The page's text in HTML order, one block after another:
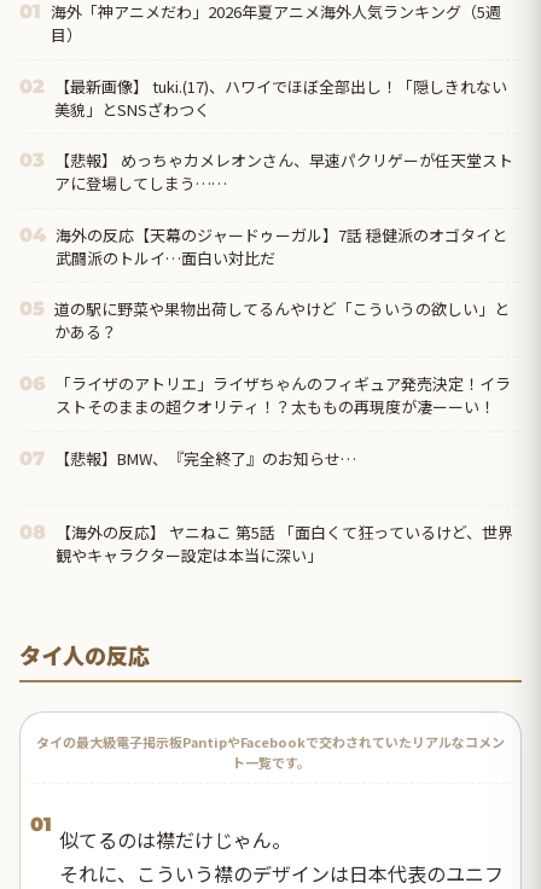
01 海外「神アニメだわ」2026年夏アニメ海外人気ランキング（5週
目）
02
【最新画像】 tuki.(17)、ハワイでほぼ全部出し！「隠しきれない
美貌」とSNSざわつく
03
【悲報】 めっちゃカメレオンさん、早速パクリゲーが任天堂スト
アに登場してしまう……
04 海外の反応【天幕のジャードゥーガル】7話 穏健派のオゴタイと
武闘派のトルイ…面白い対比だ
05 道の駅に野菜や果物出荷してるんやけど「こういうの欲しい」と
かある？
06
「ライザのアトリエ」ライザちゃんのフィギュア発売決定！イラ
ストそのままの超クオリティ！？太ももの再現度が凄ーーい！
07 【悲報】BMW、『完全終了』のお知らせ…
08
【海外の反応】 ヤニねこ 第5話 「面白くて狂っているけど、世界
観やキャラクター設定は本当に深い」
タイ人の反応
タイの最大級電子掲示板PantipやFacebookで交わされていたリアルなコメン
ト一覧です。
01
似てるのは襟だけじゃん。
それに、こういう襟のデザインは日本代表のユニフ